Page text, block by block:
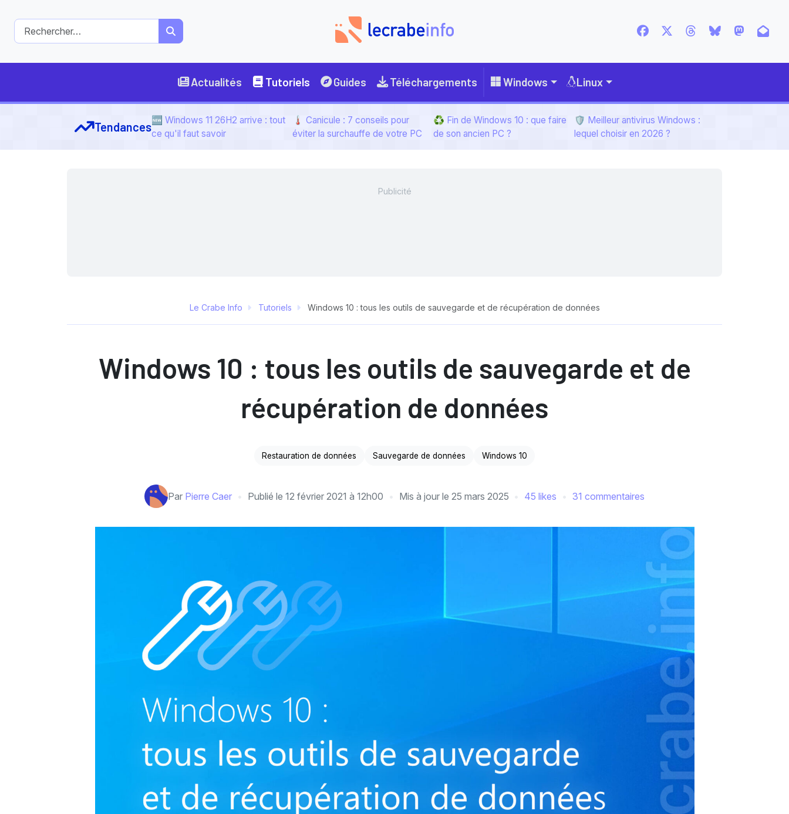
Actualités Tutoriels Guides Téléchargements Windows Linux
Tendances🆕 Windows 11 26H2 arrive : tout
ce qu'il faut savoir
🌡️ Canicule : 7 conseils pour
éviter la surchauffe de votre PC
♻️ Fin de Windows 10 : que faire
de son ancien PC ?
🛡️ Meilleur antivirus Windows :
lequel choisir en 2026 ?
Le Crabe Info Tutoriels Windows 10 : tous les outils de sauvegarde et de récupération de données
Windows 10 : tous les outils de sauvegarde et de
récupération de données
Restauration de données Sauvegarde de données Windows 10
Par Pierre Caer Publié le 12 février 2021 à 12h00 Mis à jour le 25 mars 2025 45 likes 31 commentaires